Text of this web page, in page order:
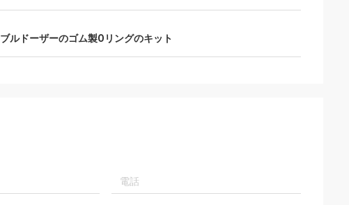
ブルドーザーのゴム製Oリングのキット